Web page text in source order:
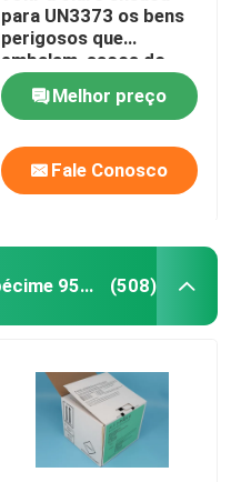
para UN3373 os bens
perigosos que
embalam, sacos do
transporte do
espécime 95kPa
Melhor preço
Fale Conosco
saco do transporte do espécime 95kPa (508)